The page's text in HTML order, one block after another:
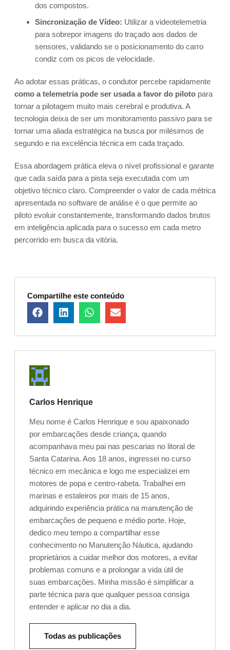
dos compostos.
Sincronização de Vídeo: Utilizar a videotelemetria
para sobrepor imagens do traçado aos dados de
sensores, validando se o posicionamento do carro
condiz com os picos de velocidade.
Ao adotar essas práticas, o condutor percebe rapidamente
como a telemetria pode ser usada a favor do piloto para
tornar a pilotagem muito mais cerebral e produtiva. A
tecnologia deixa de ser um monitoramento passivo para se
tornar uma aliada estratégica na busca por milésimos de
segundo e na excelência técnica em cada traçado.
Essa abordagem prática eleva o nível profissional e garante
que cada saída para a pista seja executada com um
objetivo técnico claro. Compreender o valor de cada métrica
apresentada no software de análise é o que permite ao
piloto evoluir constantemente, transformando dados brutos
em inteligência aplicada para o sucesso em cada metro
percorrido em busca da vitória.
Compartilhe este conteúdo
Carlos Henrique
Meu nome é Carlos Henrique e sou apaixonado
por embarcações desde criança, quando
acompanhava meu pai nas pescarias no litoral de
Santa Catarina. Aos 18 anos, ingressei no curso
técnico em mecânica e logo me especializei em
motores de popa e centro-rabeta. Trabalhei em
marinas e estaleiros por mais de 15 anos,
adquirindo experiência prática na manutenção de
embarcações de pequeno e médio porte. Hoje,
dedico meu tempo a compartilhar esse
conhecimento no Manutenção Náutica, ajudando
proprietários a cuidar melhor dos motores, a evitar
problemas comuns e a prolongar a vida útil de
suas embarcações. Minha missão é simplificar a
parte técnica para que qualquer pessoa consiga
entender e aplicar no dia a dia.
Todas as publicações